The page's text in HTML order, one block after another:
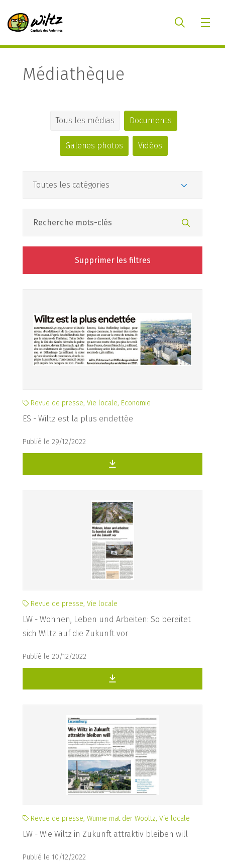
Médiathèque
Tous les médias Documents
Galeries photos Vidéos
Supprimer les filtres
Revue de presse, Vie locale, Economie
ES - Wiltz est la plus endettée
Publié le 29/12/2022
Revue de presse, Vie locale
LW - Wohnen, Leben und Arbeiten: So bereitet
sich Wiltz auf die Zukunft vor
Publié le 20/12/2022
Revue de presse, Wunne mat der Wooltz, Vie locale
LW - Wie Wiltz in Zukunft attraktiv bleiben will
Publié le 10/12/2022